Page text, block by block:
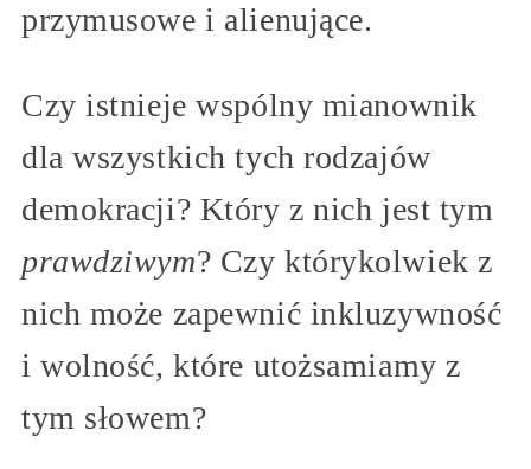
przymusowe i alienujące.
Czy istnieje wspólny mianownik
dla wszystkich tych rodzajów
demokracji? Który z nich jest tym
prawdziwym? Czy którykolwiek z
nich może zapewnić inkluzywność
i wolność, które utożsamiamy z
tym słowem?